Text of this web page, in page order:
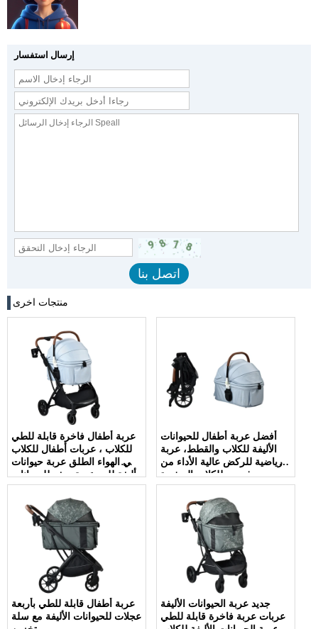
إرسال استفسار
منتجات اخرى
عربة أطفال فاخرة قابلة للطي
للكلاب ، عربات أطفال للكلاب
في الهواء الطلق عربة حيوانات
أليفة للبيع عربة سفر للحيوانات
الأليفة بعجلات كبيرة
أفضل عربة أطفال للحيوانات
الأليفة للكلاب والقطط، عربة
رياضية للركض عالية الأداء من
روفر رن للكلاب الصغيرة
والمتوسطة والقطط والحيوانات
عربة أطفال قابلة للطي بأربعة
عجلات للحيوانات الأليفة مع سلة
جديد عربة الحيوانات الأليفة
عربات عربة فاخرة قابلة للطي